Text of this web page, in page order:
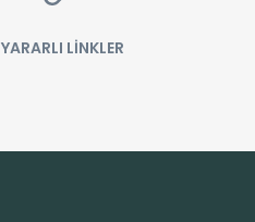
YARARLI LİNKLER